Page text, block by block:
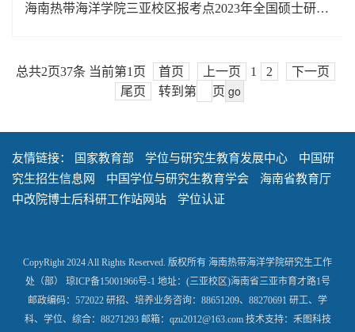
海南热带海洋学院三亚校区报考点2023年全国硕士研究生招生考试报名公告
总共2页37条 当前第1页 首页 上一页 1 2
下一页
尾页
转到第 页
友情链接： 国家教育部 学位与研究生教育发展中心
中国研
究生招生信息网
中国学位与研究生教育学会
海南省教育厅
中改院博士后科研工作站网站
学位认证
CopyRight 2024 All Rights Reserved. 版权所有 海南热带海洋学院研究生工作
处（部） 琼ICP备15001966号-1 地址：(三亚校区)海南省三亚市育才路1号
邮政编码：572022 研招、培养业务咨询：88651209、88270691 研工、学
科、学位、综合：88271293 邮箱：qzu2012@163.com 技术支持：禾图科技